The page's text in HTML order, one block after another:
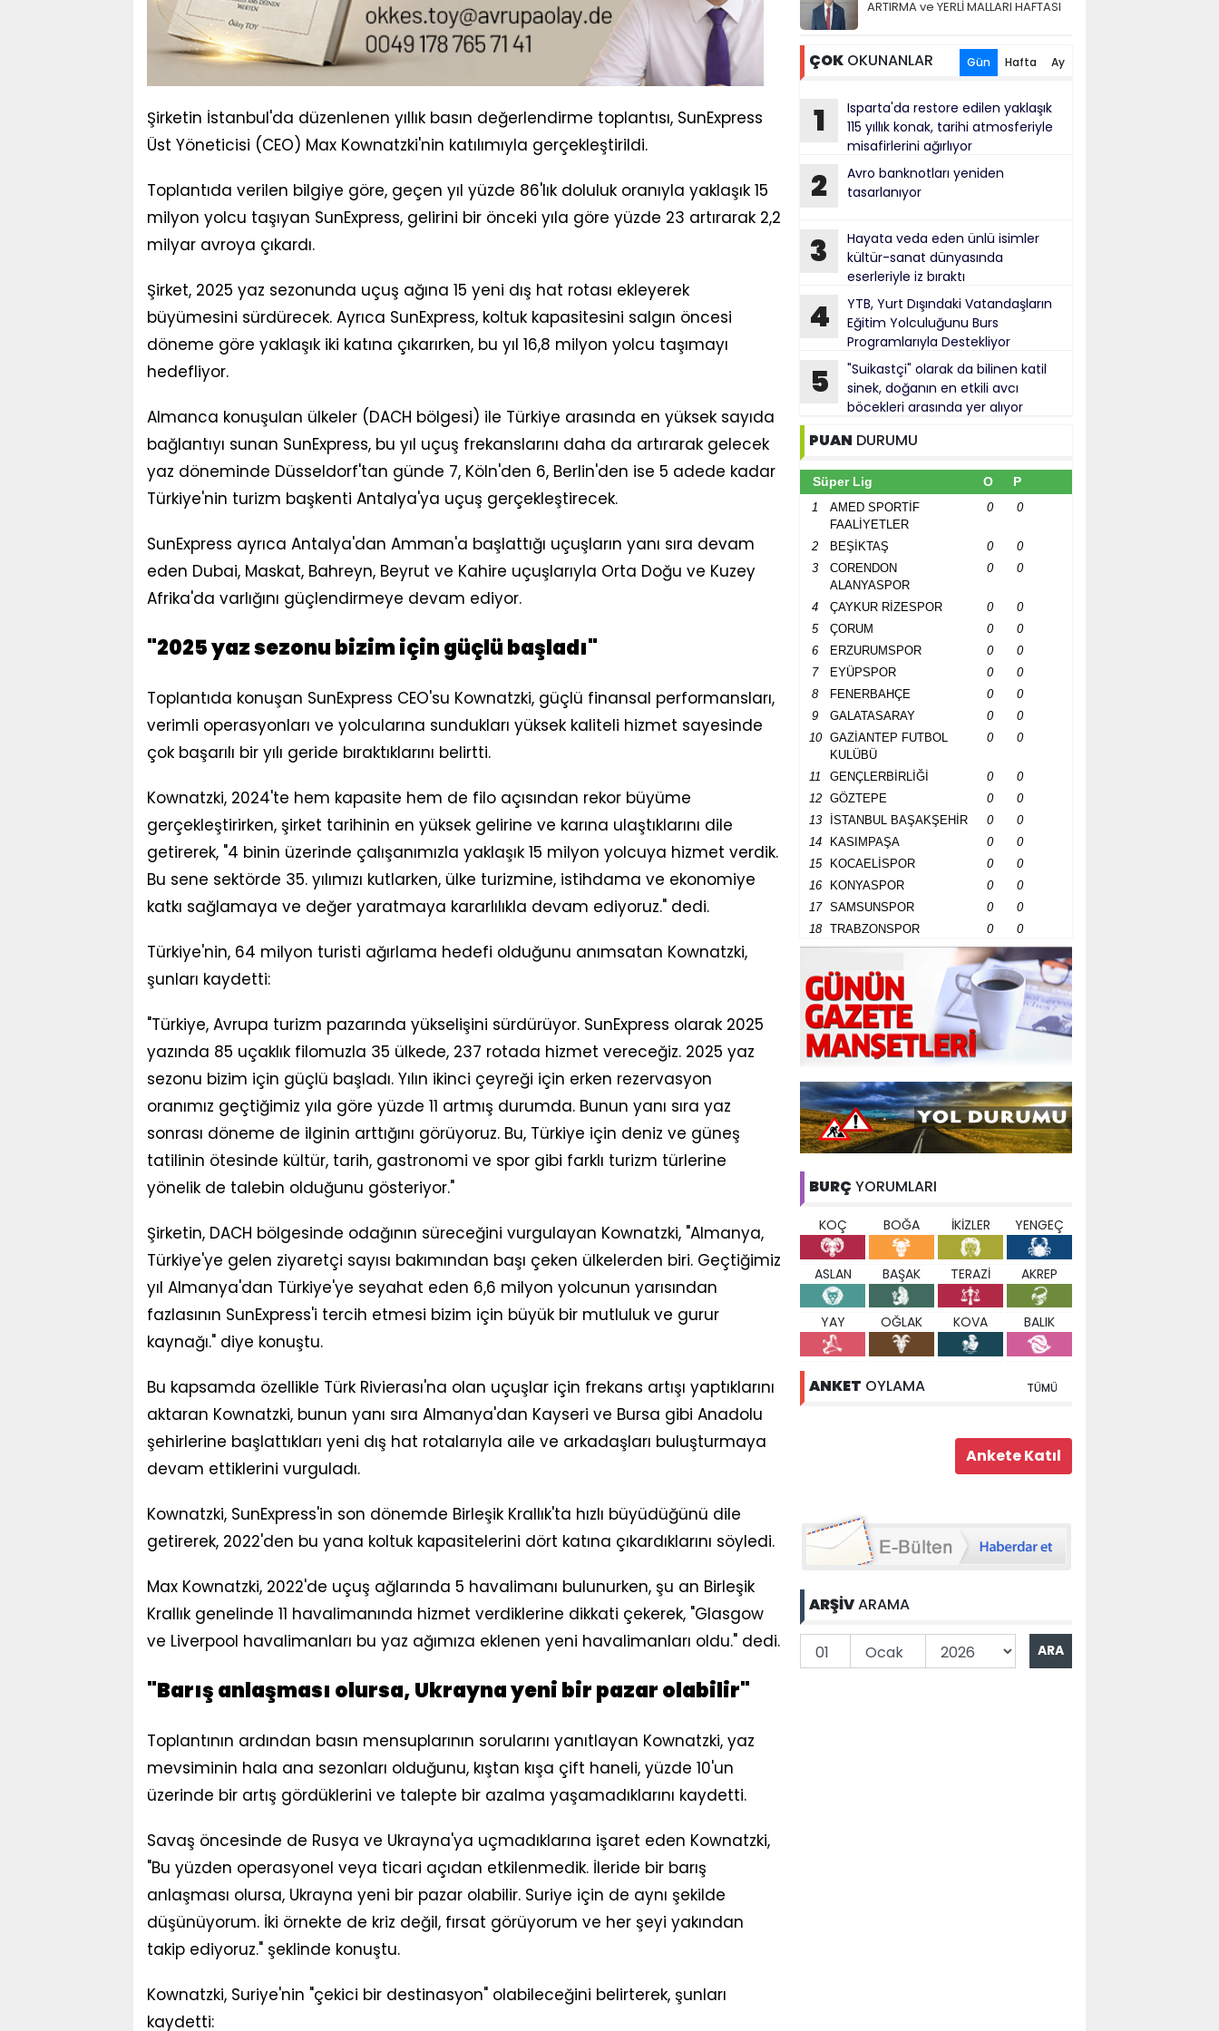
Şirketin İstanbul'da düzenlenen yıllık basın değerlendirme toplantısı, SunExpress
Üst Yöneticisi (CEO) Max Kownatzki'nin katılımıyla gerçekleştirildi.
Toplantıda verilen bilgiye göre, geçen yıl yüzde 86'lık doluluk oranıyla yaklaşık 15
milyon yolcu taşıyan SunExpress, gelirini bir önceki yıla göre yüzde 23 artırarak 2,2
milyar avroya çıkardı.
Şirket, 2025 yaz sezonunda uçuş ağına 15 yeni dış hat rotası ekleyerek
büyümesini sürdürecek. Ayrıca SunExpress, koltuk kapasitesini salgın öncesi
döneme göre yaklaşık iki katına çıkarırken, bu yıl 16,8 milyon yolcu taşımayı
hedefliyor.
Almanca konuşulan ülkeler (DACH bölgesi) ile Türkiye arasında en yüksek sayıda
bağlantıyı sunan SunExpress, bu yıl uçuş frekanslarını daha da artırarak gelecek
yaz döneminde Düsseldorf'tan günde 7, Köln'den 6, Berlin'den ise 5 adede kadar
Türkiye'nin turizm başkenti Antalya'ya uçuş gerçekleştirecek.
SunExpress ayrıca Antalya'dan Amman'a başlattığı uçuşların yanı sıra devam
eden Dubai, Maskat, Bahreyn, Beyrut ve Kahire uçuşlarıyla Orta Doğu ve Kuzey
Afrika'da varlığını güçlendirmeye devam ediyor.
"2025 yaz sezonu bizim için güçlü başladı"
Toplantıda konuşan SunExpress CEO'su Kownatzki, güçlü finansal performansları,
verimli operasyonları ve yolcularına sundukları yüksek kaliteli hizmet sayesinde
çok başarılı bir yılı geride bıraktıklarını belirtti.
Kownatzki, 2024'te hem kapasite hem de filo açısından rekor büyüme
gerçekleştirirken, şirket tarihinin en yüksek gelirine ve karına ulaştıklarını dile
getirerek, "4 binin üzerinde çalışanımızla yaklaşık 15 milyon yolcuya hizmet verdik.
Bu sene sektörde 35. yılımızı kutlarken, ülke turizmine, istihdama ve ekonomiye
katkı sağlamaya ve değer yaratmaya kararlılıkla devam ediyoruz." dedi.
Türkiye'nin, 64 milyon turisti ağırlama hedefi olduğunu anımsatan Kownatzki,
şunları kaydetti:
"Türkiye, Avrupa turizm pazarında yükselişini sürdürüyor. SunExpress olarak 2025
yazında 85 uçaklık filomuzla 35 ülkede, 237 rotada hizmet vereceğiz. 2025 yaz
sezonu bizim için güçlü başladı. Yılın ikinci çeyreği için erken rezervasyon
oranımız geçtiğimiz yıla göre yüzde 11 artmış durumda. Bunun yanı sıra yaz
sonrası döneme de ilginin arttığını görüyoruz. Bu, Türkiye için deniz ve güneş
tatilinin ötesinde kültür, tarih, gastronomi ve spor gibi farklı turizm türlerine
yönelik de talebin olduğunu gösteriyor."
Şirketin, DACH bölgesinde odağının süreceğini vurgulayan Kownatzki, "Almanya,
Türkiye'ye gelen ziyaretçi sayısı bakımından başı çeken ülkelerden biri. Geçtiğimiz
yıl Almanya'dan Türkiye'ye seyahat eden 6,6 milyon yolcunun yarısından
fazlasının SunExpress'i tercih etmesi bizim için büyük bir mutluluk ve gurur
kaynağı." diye konuştu.
Bu kapsamda özellikle Türk Rivierası'na olan uçuşlar için frekans artışı yaptıklarını
aktaran Kownatzki, bunun yanı sıra Almanya'dan Kayseri ve Bursa gibi Anadolu
şehirlerine başlattıkları yeni dış hat rotalarıyla aile ve arkadaşları buluşturmaya
devam ettiklerini vurguladı.
Kownatzki, SunExpress'in son dönemde Birleşik Krallık'ta hızlı büyüdüğünü dile
getirerek, 2022'den bu yana koltuk kapasitelerini dört katına çıkardıklarını söyledi.
Max Kownatzki, 2022'de uçuş ağlarında 5 havalimanı bulunurken, şu an Birleşik
Krallık genelinde 11 havalimanında hizmet verdiklerine dikkati çekerek, "Glasgow
ve Liverpool havalimanları bu yaz ağımıza eklenen yeni havalimanları oldu." dedi.
"Barış anlaşması olursa, Ukrayna yeni bir pazar olabilir"
Toplantının ardından basın mensuplarının sorularını yanıtlayan Kownatzki, yaz
mevsiminin hala ana sezonları olduğunu, kıştan kışa çift haneli, yüzde 10'un
üzerinde bir artış gördüklerini ve talepte bir azalma yaşamadıklarını kaydetti.
Savaş öncesinde de Rusya ve Ukrayna'ya uçmadıklarına işaret eden Kownatzki,
"Bu yüzden operasyonel veya ticari açıdan etkilenmedik. İleride bir barış
anlaşması olursa, Ukrayna yeni bir pazar olabilir. Suriye için de aynı şekilde
düşünüyorum. İki örnekte de kriz değil, fırsat görüyorum ve her şeyi yakından
takip ediyoruz." şeklinde konuştu.
Kownatzki, Suriye'nin "çekici bir destinasyon" olabileceğini belirterek, şunları
kaydetti:
ARTIRMA ve YERLİ MALLARI HAFTASI
ÇOK OKUNANLAR Gün Hafta Ay
1
Isparta'da restore edilen yaklaşık
115 yıllık konak, tarihi atmosferiyle
misafirlerini ağırlıyor
2
Avro banknotları yeniden
tasarlanıyor
3
Hayata veda eden ünlü isimler
kültür-sanat dünyasında
eserleriyle iz bıraktı
4
YTB, Yurt Dışındaki Vatandaşların
Eğitim Yolculuğunu Burs
Programlarıyla Destekliyor
5
"Suikastçi" olarak da bilinen katil
sinek, doğanın en etkili avcı
böcekleri arasında yer alıyor
PUAN DURUMU
Süper Lig O P
1
AMED SPORTİF
FAALİYETLER
0 0
2 BEŞİKTAŞ 0
0
3
CORENDON
ALANYASPOR
0 0
4 ÇAYKUR RİZESPOR 0
0
5
ÇORUM 0
0
6
ERZURUMSPOR 0
0
7
EYÜPSPOR 0
0
8
FENERBAHÇE 0
0
9
GALATASARAY 0
0
10
GAZİANTEP FUTBOL
KULÜBÜ
0 0
11 GENÇLERBİRLİĞİ 0
0
12
GÖZTEPE 0
0
13
İSTANBUL BAŞAKŞEHİR 0
0
14
KASIMPAŞA 0
0
15
KOCAELİSPOR 0
0
16
KONYASPOR 0
0
17
SAMSUNSPOR 0
0
18
TRABZONSPOR 0 0
BURÇ YORUMLARI
KOÇ BOĞA İKİZLER YENGEÇ
ASLAN BAŞAK TERAZİ AKREP
YAY OĞLAK KOVA BALIK
ANKET OYLAMA TÜMÜ
ARŞİVARAMA